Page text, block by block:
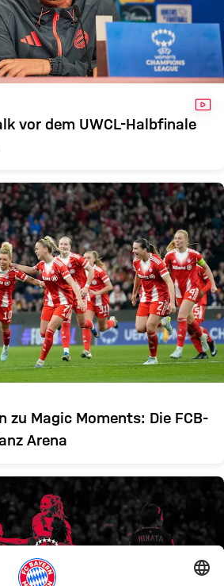
vor dem UWCL-Halbfinale
zu Magic Moments: Die FCB-
Arena